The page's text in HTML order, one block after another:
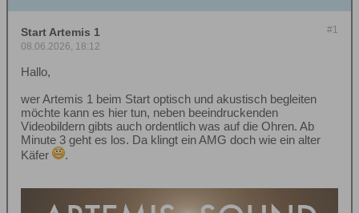
#1
Start Artemis 1
08.06.2026, 18:12
Hallo,
wer Artemis 1 beim Start optisch und akustisch begleiten
möchte kann es hier tun, neben beeindruckenden
Videobildern gibts auch ordentlich was auf die Ohren. Ab
Minute 3 geht es los. Da klingt ein AMG doch wie ein alter
Käfer
.